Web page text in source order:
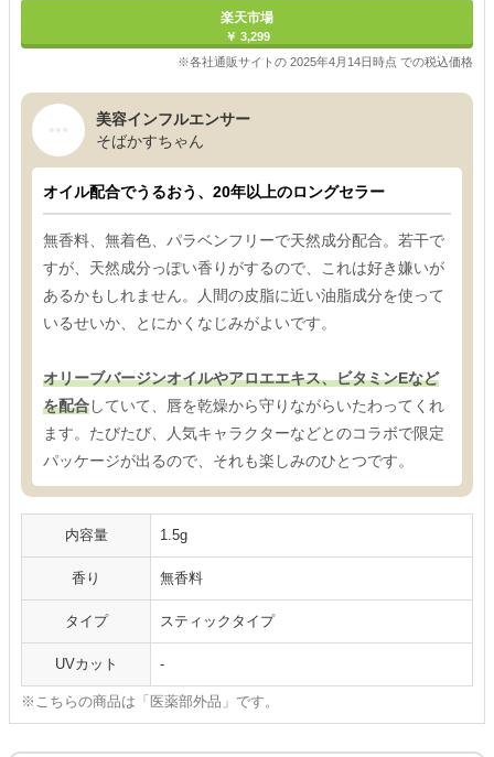
楽天市場
￥ 3,299
※各社通販サイトの 2025年4月14日時点 での税込価格
美容インフルエンサー
そばかすちゃん
オイル配合でうるおう、20年以上のロングセラー
無香料、無着色、パラベンフリーで天然成分配合。若干で
すが、天然成分っぽい香りがするので、これは好き嫌いが
あるかもしれません。人間の皮脂に近い油脂成分を使って
いるせいか、とにかくなじみがよいです。
オリーブバージンオイルやアロエエキス、ビタミンEなど
を配合していて、唇を乾燥から守りながらいたわってくれ
ます。たびたび、人気キャラクターなどとのコラボで限定
パッケージが出るので、それも楽しみのひとつです。
内容量 1.5g
香り 無香料
タイプ スティックタイプ
UVカット -
※こちらの商品は「医薬部外品」です。